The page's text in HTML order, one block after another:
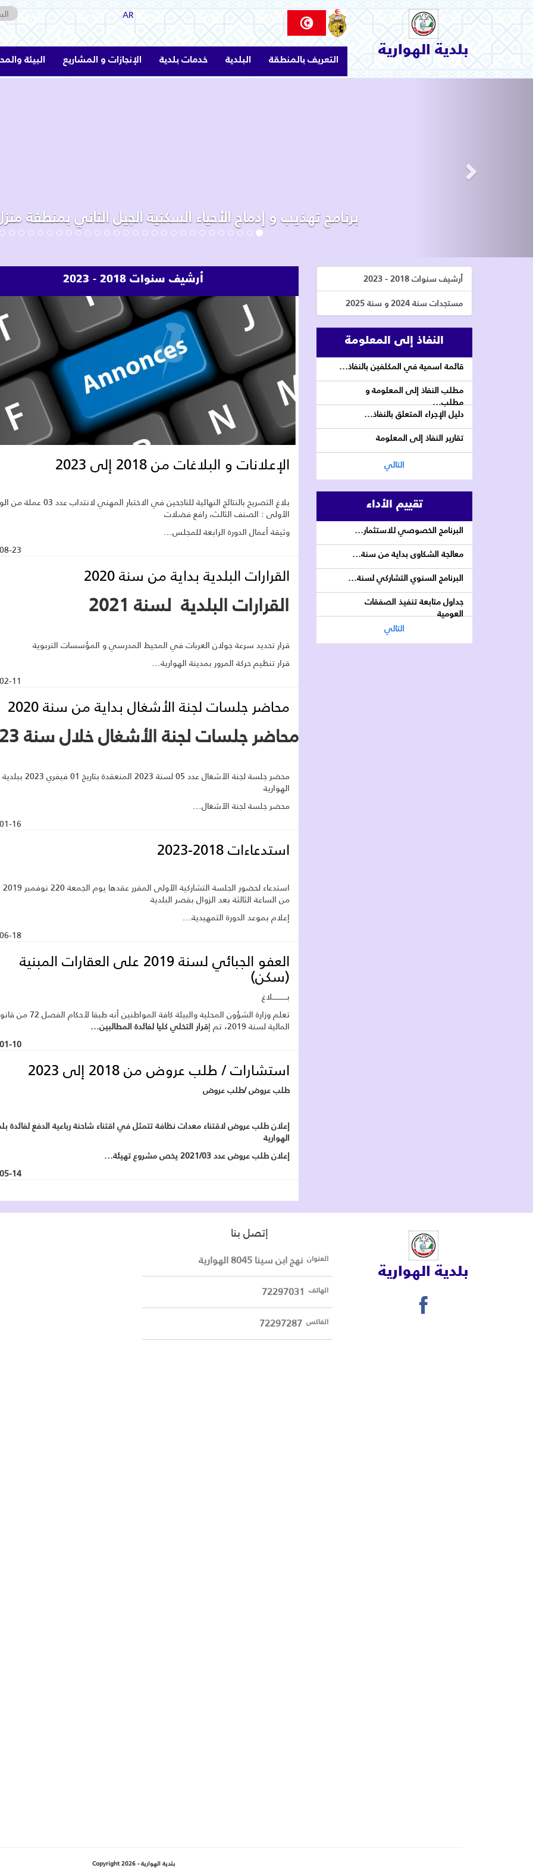
الاتصال بنا
السياحة و الثقافة
البيئة والمحيط
AR
البيئة الإنجازات و المشاريع خدمات بلدية البلدية التعريف بالمنطقة بلدية الهوارية
برنامج تهذيب و إدماج الأحياء
أرشيف سنوات 2018 - 2023
الإعلانات و البلاغات من 2018 إلى 2023
بلاغ التصريح بالنتائج النهائية للناجحين في الاختبار المهني
الأولى : الصنف الثالث، رافع فضلات
وثيقة أعمال الدورة الرابعة للمجلس...
23
القرارات البلدية بداية من سنة 2020
القرارات البلدية لسنة 2021
قرار تحديد سرعة جولان العربات في المحيط المدرسي و المؤسسات التربوية
قرار تنظيم حركة المرور بمدينة الهوارية...
11
محاضر جلسات لجنة الأشغال بداية من سنة 2020
محاضر جلسات لجنة الأشغال خلال سنة 2023
محضر جلسة لجنة الأشغال عدد 05 لسنة 2023 المنعقدة بتاريخ 01 فيفري 2023 ببلدية
الهوارية
محضر جلسة لجنة الأشغال...
16
استدعاءات 2018-2023
من الساعة الثالثة بعد الزوال بقصر البلدية
إعلام بموعد الدورة التمهيدية...
18
العفو الجبائي لسنة 2019 على العقارات المبنية
(سكن)
بــــــــــــلاغ
تعلم وزارة الشؤون المحلية والبيئة كافة المواطنين أنه طبقا
المالية لسنة 2019، تم إ
قرار التخلي كليا لفائدة المطالبين...
10
استشارات / طلب عروض من 2018 إلى 2023
طلب عروض /طلب عروض
إعلان طلب عروض لاقتناء معدات نظافة تتمثل في اقتناء شاحنة رباعية الدفع لفائدة
الهوارية
إعلان طلب عروض عدد 2021/03 يخص مشروع تهيئة...
14
أرشيف سنوات 2018 - 2023
مستجدات سنة 2024 و سنة 2025
النفاذ إلى المعلومة
قائمة اسمية في المكلفين بالنفاذ...
مطلب النفاذ إلى المعلومة و
مطلب...
دليل الإجراء المتعلق بالنفاذ...
تقارير النفاذ إلى المعلومة
التالي
تقييم الأداء
البرنامج الخصوصي للاستثمار...
معالجة الشكاوى بداية من سنة...
البرنامج السنوي التشاركي لسنة...
جداول متابعة تنفيذ الصفقات
العومية
التالي
إتصل بنا
العنوان نهج ابن سينا 8045 الهوارية
الهاتف 72297031
الفاكس 72297287
بلدية الهوارية
بلدية الهوارية - Copyright 2026